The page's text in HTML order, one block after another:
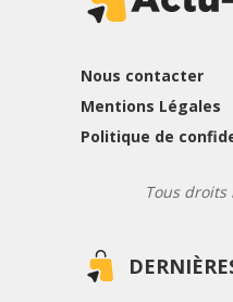
Nous contacter
Mentions Légales
Politique de
Tous droits